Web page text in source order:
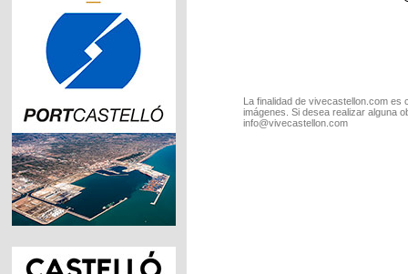
La finalidad de vivecastellon.com
imágenes. Si desea realizar alguna
info@vivecastellon.com